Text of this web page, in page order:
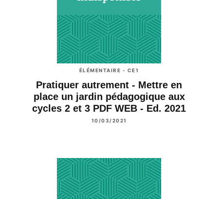
ÉLÉMENTAIRE - CE1
Pratiquer autrement - Mettre en
place un jardin pédagogique aux
cycles 2 et 3 PDF WEB - Ed. 2021
10/03/2021